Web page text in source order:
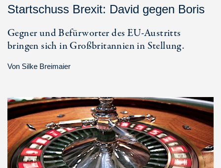
Startschuss Brexit: David gegen Boris
Gegner und Befürworter des EU-Austritts
bringen sich in Großbritannien in Stellung.
Von Silke Breimaier